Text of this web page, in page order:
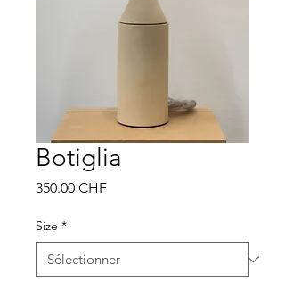
Botiglia
350.00 CHFPrix
Size *